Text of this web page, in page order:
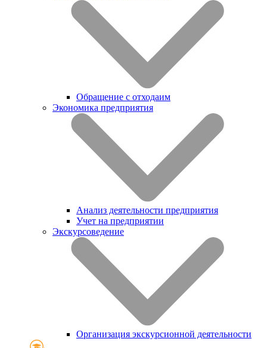
Обращение с отходаим
Экономика предприятия
Анализ деятельности предприятия
Учет на предприятии
Экскурсоведение
Организация экскурсионной деятельности